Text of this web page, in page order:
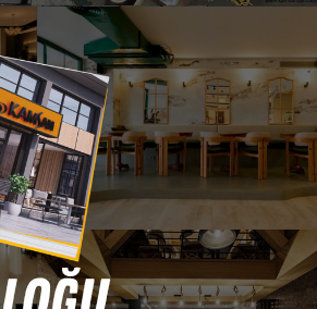
ve göz alıcı tasarımıyla
İncele
– Tüm Hakları Saklıdır